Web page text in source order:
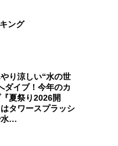
ング
り涼しい“水の世
ダイブ！今年のカ
夏祭り2026開
タワースプラッシ
水…